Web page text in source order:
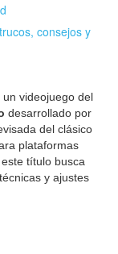
consejos y
un videojuego del
desarrollado por
del clásico
plataformas
título busca
y ajustes